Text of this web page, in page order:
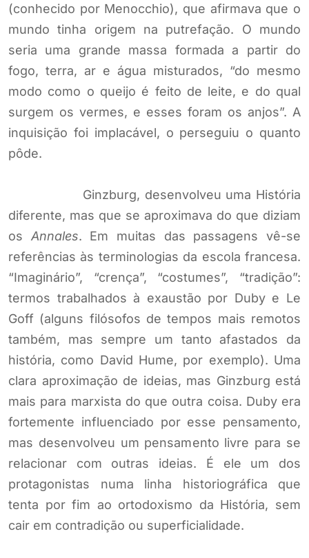
(conhecido por Menocchio), que afirmava que o
mundo tinha origem na putrefação. O mundo
seria uma grande massa formada a partir do
fogo, terra, ar e água misturados, “do mesmo
modo como o queijo é feito de leite, e do qual
surgem os vermes, e esses foram os anjos”. A
inquisição foi implacável, o perseguiu o quanto
pôde.
Ginzburg, desenvolveu uma História
diferente, mas que se aproximava do que diziam
os Annales. Em muitas das passagens vê-se
referências às terminologias da escola francesa.
“Imaginário”, “crença”, “costumes”, “tradição”:
termos trabalhados à exaustão por Duby e Le
Goff (alguns filósofos de tempos mais remotos
também, mas sempre um tanto afastados da
história, como David Hume, por exemplo). Uma
clara aproximação de ideias, mas Ginzburg está
mais para marxista do que outra coisa. Duby era
fortemente influenciado por esse pensamento,
mas desenvolveu um pensamento livre para se
relacionar com outras ideias. É ele um dos
protagonistas numa linha historiográfica que
tenta por fim ao ortodoxismo da História, sem
cair em contradição ou superficialidade.